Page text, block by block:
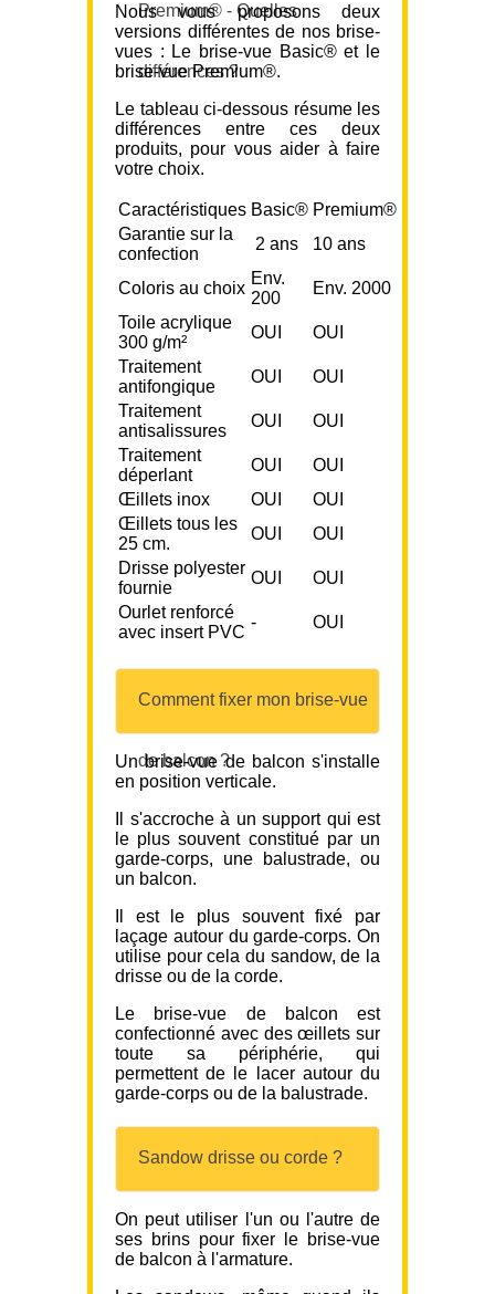
Premium® - Quelles
différences ?
Nous vous proposons deux
versions différentes de nos brise-
vues : Le brise-vue Basic® et le
brise-vue Premium®.
Le tableau ci-dessous résume les
différences entre ces deux
produits, pour vous aider à faire
votre choix.
Caractéristiques Basic® Premium®
Garantie sur la
confection
2 ans 10 ans
Coloris au choix
Env.
200
Env. 2000
Toile acrylique
300 g/m²
OUI
OUI
Traitement
antifongique
OUI
OUI
Traitement
antisalissures
OUI
OUI
Traitement
déperlant
OUI
OUI
Œillets inox
OUI
OUI
Œillets tous les
25 cm.
OUI
OUI
Drisse polyester
fournie
OUI
OUI
Ourlet renforcé
avec insert PVC
- OUI
Comment fixer mon brise-vue
de balcon ?
Un brise-vue de balcon s'installe
en position verticale.
Il s'accroche à un support qui est
le plus souvent constitué par un
garde-corps, une balustrade, ou
un balcon.
Il est le plus souvent fixé par
laçage autour du garde-corps. On
utilise pour cela du sandow, de la
drisse ou de la corde.
Le brise-vue de balcon est
confectionné avec des œillets sur
toute sa périphérie, qui
permettent de le lacer autour du
garde-corps ou de la balustrade.
Sandow drisse ou corde ?
On peut utiliser l'un ou l'autre de
ses brins pour fixer le brise-vue
de balcon à l'armature.